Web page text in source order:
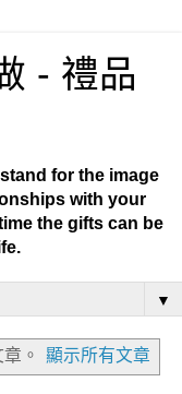
- 禮品
for the image
with your
the gifts can be
▼
。 顯示所有文章